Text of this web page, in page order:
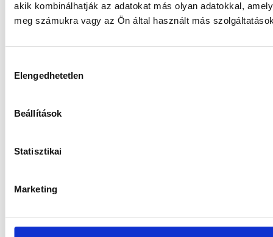
akik kombinálhatják az adatokat más olyan adatokkal,
meg számukra vagy az Ön által használt más
kiválasztása
Elengedhetetlen
Beállítások
Statisztikai
Marketing
KREATÍV INSPIRÁCIÓ, VAGY SZEMÉRMETLEN
LOPÁS? #23/02
Meddig mehetsz el a marketing kommunikációd fejlesztése